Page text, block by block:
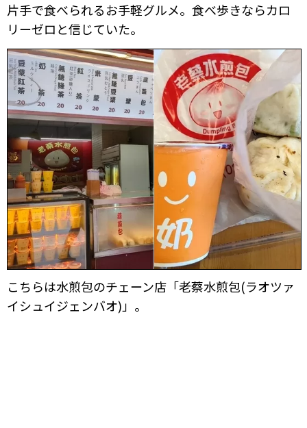
片手で食べられるお手軽グルメ。食べ歩きならカロ
リーゼロと信じていた。
こちらは水煎包のチェーン店「老蔡水煎包(ラオツァ
イシュイジェンバオ)」。